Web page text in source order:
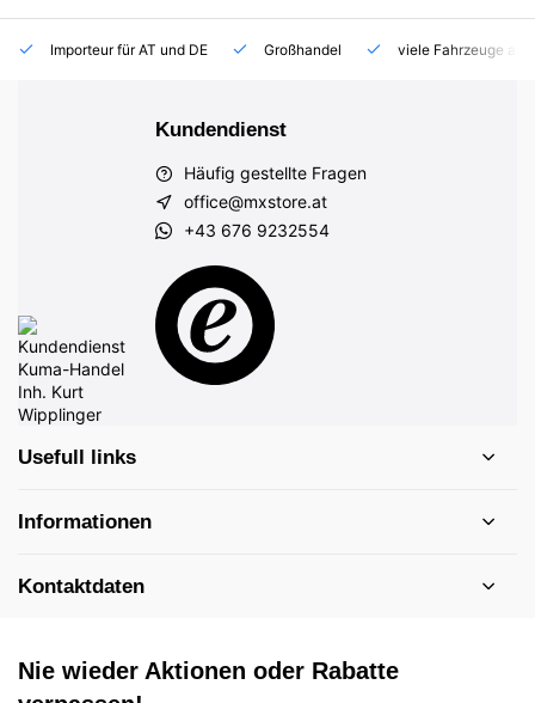
Importeur für AT und DE Großhandel viele Fahrzeuge auf
Kundendienst
Häufig gestellte Fragen
office@mxstore.at
+43 676 9232554
Usefull links
Informationen
Kontaktdaten
Nie wieder Aktionen oder Rabatte